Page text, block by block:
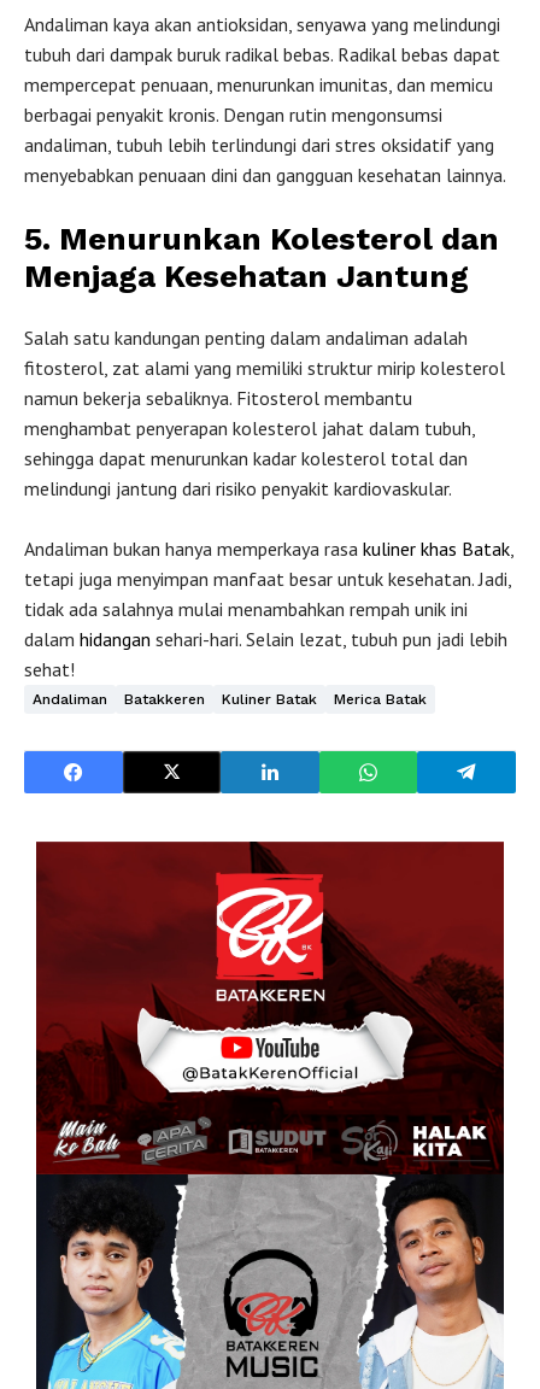
Andaliman kaya akan antioksidan, senyawa yang melindungi
tubuh dari dampak buruk radikal bebas. Radikal bebas dapat
mempercepat penuaan, menurunkan imunitas, dan memicu
berbagai penyakit kronis. Dengan rutin mengonsumsi
andaliman, tubuh lebih terlindungi dari stres oksidatif yang
menyebabkan penuaan dini dan gangguan kesehatan lainnya.
5. Menurunkan Kolesterol dan
Menjaga Kesehatan Jantung
Salah satu kandungan penting dalam andaliman adalah
fitosterol, zat alami yang memiliki struktur mirip kolesterol
namun bekerja sebaliknya. Fitosterol membantu
menghambat penyerapan kolesterol jahat dalam tubuh,
sehingga dapat menurunkan kadar kolesterol total dan
melindungi jantung dari risiko penyakit kardiovaskular.
Andaliman bukan hanya memperkaya rasa kuliner khas Batak
tetapi juga menyimpan manfaat besar untuk kesehatan. Jadi,
tidak ada salahnya mulai menambahkan rempah unik ini
dalam hidangan sehari-hari. Selain lezat, tubuh pun jadi lebih
sehat!
Andaliman Batakkeren Kuliner Batak Merica Batak